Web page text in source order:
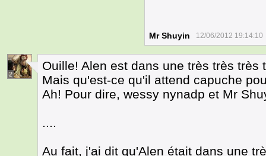
Mr Shuyin 12/06/2012 19:14:10
2
Ouille! Alen est dans une très très
Mais qu'est-ce qu'il attend capuche
Ah! Pour dire, wessy nynadp et Mr
....
Au fait, j'ai dit qu'Alen était dans une